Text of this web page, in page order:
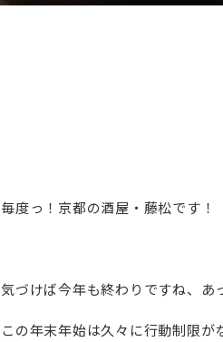
毎度っ！京都の酒屋・藤松です！
気づけば今年も終わりですね、あ
この年末年始は久々に行動制限が